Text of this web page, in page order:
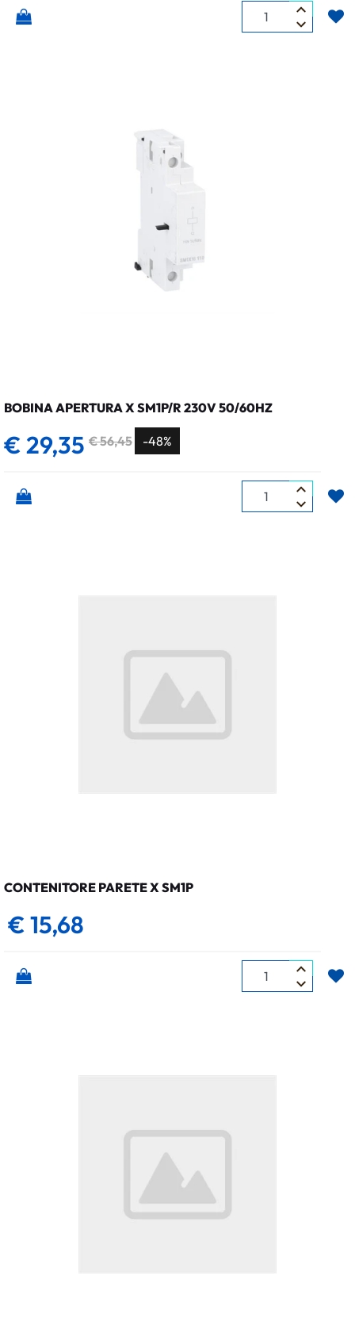
Quantità
BOBINA APERTURA X SM1P/R 230V 50/60HZ
€ 56,45 -48%
€ 29,35
Quantità
CONTENITORE PARETE X SM1P
€ 15,68
Quantità